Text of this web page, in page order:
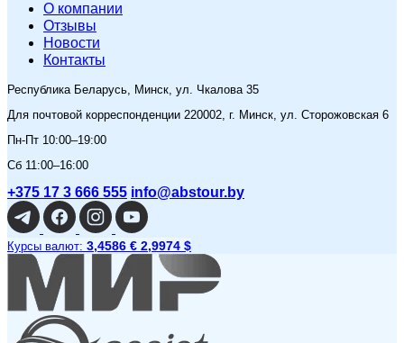
O компании
Отзывы
Новости
Контакты
Республика Беларусь, Минск, ул. Чкалова 35
Для почтовой корреспонденции 220002, г. Минск, ул. Сторожовская 6
Пн-Пт 10:00–19:00
Сб 11:00–16:00
+375 17 3 666 555 info@abstour.by
Курсы валют: 3,4586 € 2,9974 $